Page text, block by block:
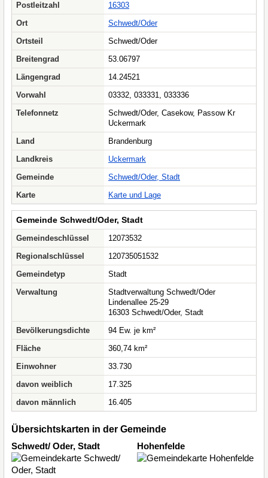
Postleitzahl
16303
Ort
Schwedt/Oder
Ortsteil
Schwedt/Oder
Breitengrad
53.06797
Längengrad
14.24521
Vorwahl
03332, 033331, 033336
Telefonnetz
Schwedt/Oder, Casekow, Passow Kr
Uckermark
Land
Brandenburg
Landkreis
Uckermark
Gemeinde
Schwedt/Oder, Stadt
Karte
Karte und Lage
Gemeinde Schwedt/Oder, Stadt
Gemeindeschlüssel
12073532
Regionalschlüssel
120735051532
Gemeindetyp
Stadt
Verwaltung
Stadtverwaltung Schwedt/Oder
Lindenallee 25-29
16303 Schwedt/Oder, Stadt
Bevölkerungsdichte
94 Ew. je km²
Fläche
360,74 km²
Einwohner
33.730
davon weiblich
17.325
davon männlich
16.405
Übersichtskarten in der Gemeinde
Schwedt/ Oder, Stadt
Hohenfelde